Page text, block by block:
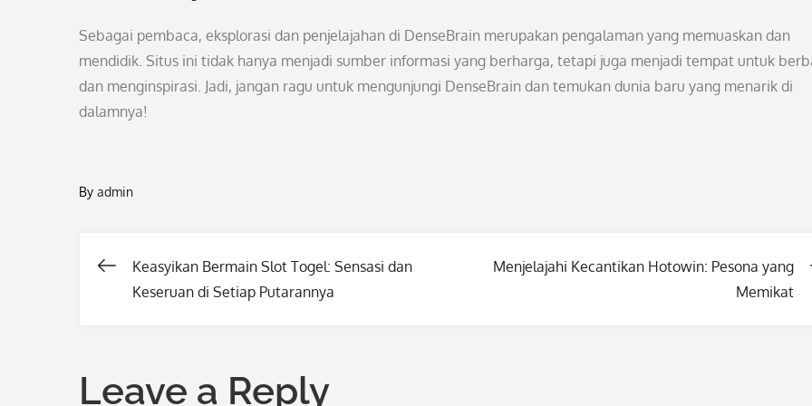
Sebagai pembaca, eksplorasi dan penjelajahan di DenseBrain merupakan pengalaman yang memuaskan dan
mendidik. Situs ini tidak hanya menjadi sumber informasi yang berharga, tetapi juga menjadi tempat untuk
dan menginspirasi. Jadi, jangan ragu untuk mengunjungi DenseBrain dan temukan dunia baru yang menarik di
dalamnya!
By admin
Post
Keasyikan Bermain Slot Togel: Sensasi dan
Keseruan di Setiap Putarannya
Menjelajahi Kecantikan Hotowin: Pesona yang
Memikat
Leave a Reply